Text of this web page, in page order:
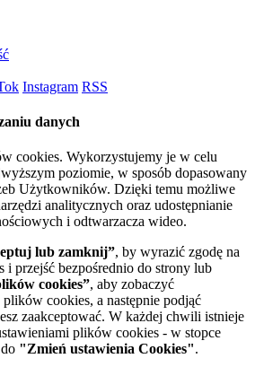
Instagram RSS
danych
cookies. Wykorzystujemy je w celu
poziomie, w sposób dopasowany
Użytkowników. Dzięki temu możliwe
analitycznych oraz udostępnianie
i odtwarzacza wideo.
lub zamknij”, by wyrazić zgodę na
przejść bezpośrednio do strony lub
cookies”, aby zobaczyć
cookies, a następnie podjąć
zaakceptować. W każdej chwili istnieje
plików cookies - w stopce
"Zmień ustawienia Cookies".